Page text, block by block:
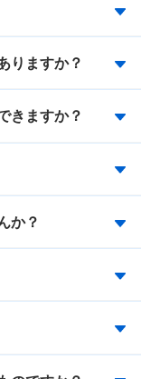
りますか？
きますか？
か？